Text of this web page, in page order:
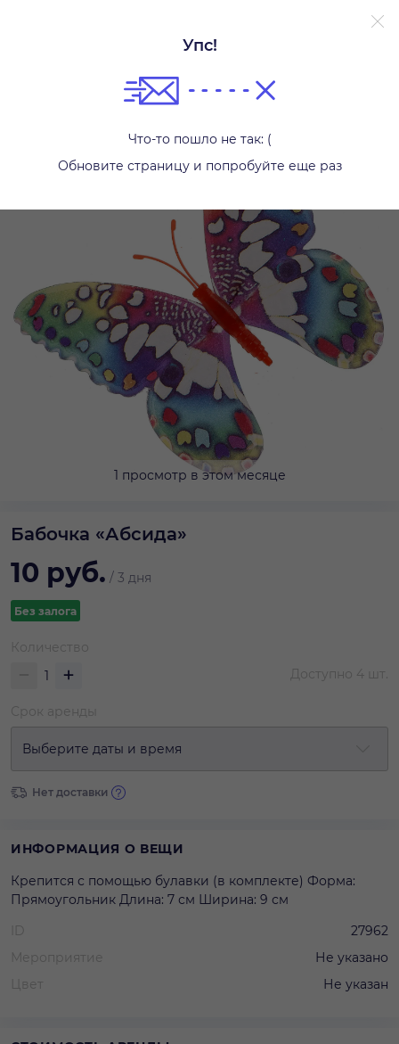
Упс!
Что-то пошло не так: (
Обновите страницу и попробуйте еще раз
1 просмотр в этом месяце
Бабочка «Абсида»
10 руб. / 3 дня
Без залога
Количество
Доступно 4 шт.
Срок аренды
Выберите даты и время
Нет доставки
ИНФОРМАЦИЯ О ВЕЩИ
Крепится с помощью булавки (в комплекте) Форма:
Прямоугольник Длина: 7 см Ширина: 9 см
ID
27962
Мероприятие
Не указано
Цвет
Не указан